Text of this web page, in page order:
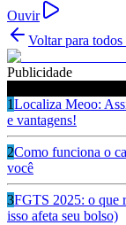
Ouvir
Voltar para todos
Publicidade
1Localiza Meoo:
e vantagens!
2Como funciona o
você
3FGTS 2025: o que
isso afeta seu bolso)